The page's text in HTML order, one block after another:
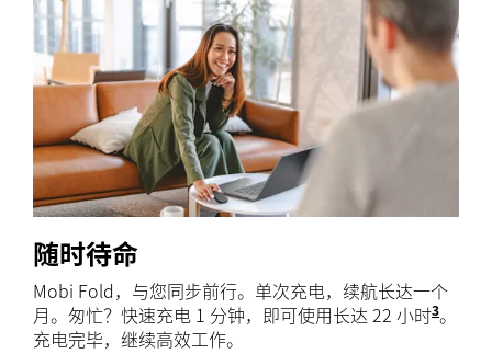
随时待命
Mobi Fold，与您同步前行。单次充电，续航长达一个
月。匆忙？快速充电 1 分钟，即可使用长达 22 小时3电池
。
充电完毕，继续高效工作。